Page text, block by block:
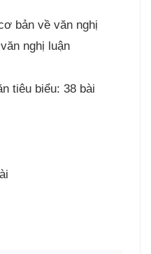
bản về văn nghị
nghị luận
tiêu biểu: 38 bài